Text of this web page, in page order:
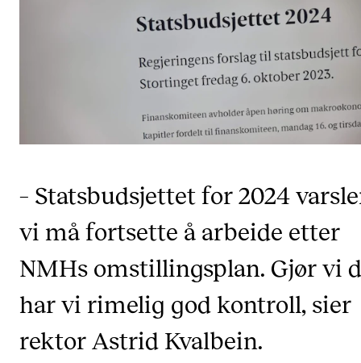
Gjennomføre konserter og arrangementer
Plakat, program og markedsføring
PRAKTISK
Canvas
IT og digitale tjenester
Rom, bygg, saler og studio
– Statsbudsjettet for 2024
vi må fortsette å arbeide etter
NMHs omstillingsplan. Gjør vi
har vi rimelig god kontroll, sier
rektor Astrid Kvalbein.